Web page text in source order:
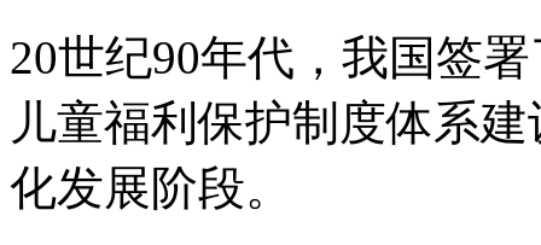
20世纪90年代，我国签
儿童福利保护制度体系
化发展阶段。